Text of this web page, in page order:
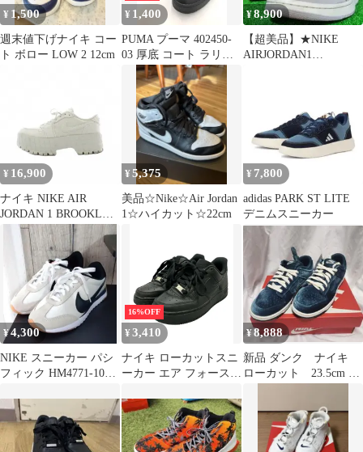
¥ 1,500
週末値下げナイキ コー
ト ボロー LOW 2 12cm
¥ 1,400
PUMA プーマ 402450-
03 厚底 コート ラリー
スカイ ミュール ローカ
ット スニーカー size２
４ｃｍ/ブラック ■◆ レ
ディース
¥8,900
【超美品】★NIKE
AIRJORDAN1
¥ 16,900
ナイキ NIKE AIR
JORDAN 1 BROOKLYN
LOW スニーカー ロー
カット シューズ 25cm
ライトボーン / メタリ
ックシルバー 厚底 ハラ
コ IB7210-001 /RI ■OS
¥5,375
美品☆Nike☆Air Jordan
1☆ハイカット☆22cm
¥ 7,800
adidas PARK ST LITE
デニムスニーカー
¥4,300
NIKE スニーカー パシ
フィック HM4771-105
16%OFF
¥ 3,410
ナイキ ローカットスニ
ーカー エア フォース 1
ース SIZE 22.0 NIKE
¥8,888
新品 ダンク ナイキ
ローカット 23.5cm ウ